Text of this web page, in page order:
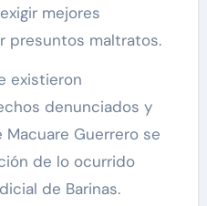
mejores
presuntos maltratos.
existieron
denunciados y
Guerrero se
de lo ocurrido
de Barinas.